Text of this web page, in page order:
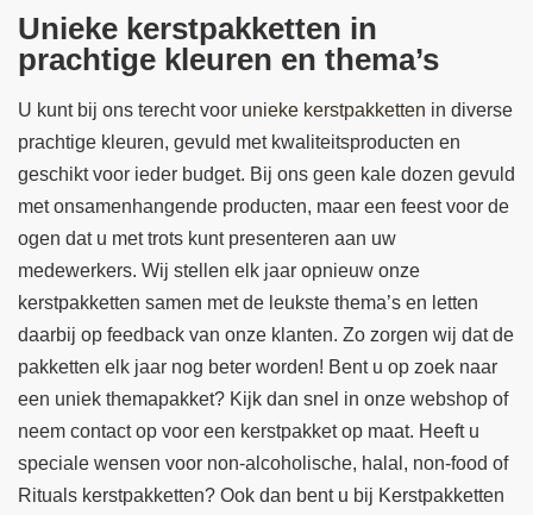
Unieke kerstpakketten in
prachtige kleuren en thema’s
U kunt bij ons terecht voor unieke kerstpakketten in diverse
prachtige kleuren, gevuld met kwaliteitsproducten en
geschikt voor ieder budget. Bij ons geen kale dozen gevuld
met onsamenhangende producten, maar een feest voor de
ogen dat u met trots kunt presenteren aan uw
medewerkers. Wij stellen elk jaar opnieuw onze
kerstpakketten samen met de leukste thema’s en letten
daarbij op feedback van onze klanten. Zo zorgen wij dat de
pakketten elk jaar nog beter worden! Bent u op zoek naar
een uniek themapakket? Kijk dan snel in onze webshop of
neem contact op voor een kerstpakket op maat. Heeft u
speciale wensen voor non-alcoholische, halal, non-food of
Rituals kerstpakketten? Ook dan bent u bij Kerstpakketten